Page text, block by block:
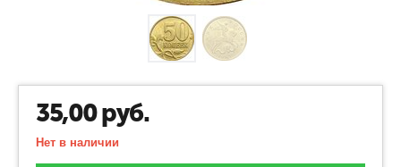
35,00руб.
Нет в наличии